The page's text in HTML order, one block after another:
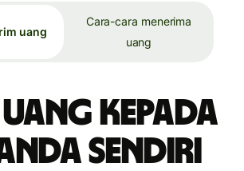
uang
Cara-cara menerima
uang
uang kepada
sendiri